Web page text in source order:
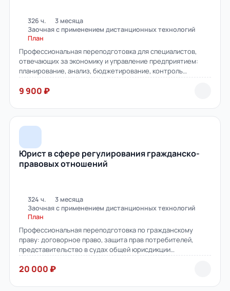
326 ч.
3 месяца
Заочная с применением дистанционных технологий
План
Профессиональная переподготовка для специалистов,
отвечающих за экономику и управление предприятием:
планирование, анализ, бюджетирование, контроль
эффективности.
9 900 ₽
Юрист в сфере регулирования гражданско-
правовых отношений
324 ч.
3 месяца
Заочная с применением дистанционных технологий
План
Профессиональная переподготовка по гражданскому
праву: договорное право, защита прав потребителей,
представительство в судах общей юрисдикции
20 000 ₽